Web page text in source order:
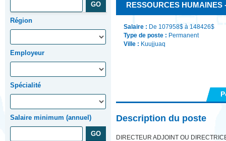
Région
Employeur
Spécialité
Salaire minimum (annuel)
RESSOURCES
Salaire : De 107958$ à 148426$
Type de poste : Permanent
Ville : Kuujjuaq
Description du poste
DIRECTEUR ADJOINT OU